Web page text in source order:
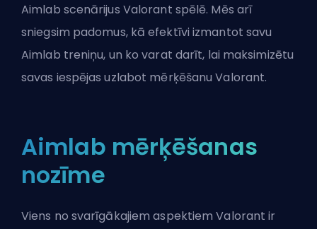
Aimlab scenārijus Valorant spēlē. Mēs arī
sniegsim padomus, kā efektīvi izmantot savu
Aimlab treniņu, un ko varat darīt, lai maksimizētu
savas iespējas uzlabot mērķēšanu Valorant.
Aimlab mērķēšanas
nozīme
Viens no svarīgākajiem aspektiem Valorant ir